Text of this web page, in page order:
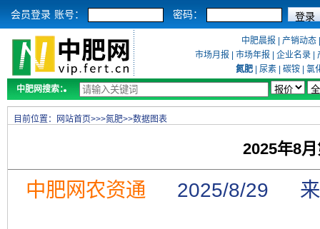
会员登录 账号： 密码：
中肥晨报 产销动态
市场月报
市场年报 企业名录
氮肥
尿素 碳铵
氯
中肥网搜索：
目前位置： 网站首页>>>氮肥>>数据图表
2025年8
中肥网农资通 2025/8/29 来